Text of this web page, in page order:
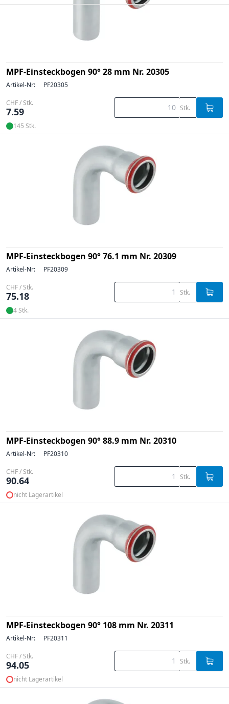
MPF-Einsteckbogen 90° 28 mm Nr. 20305
Artikel-Nr: PF20305
CHF / Stk.
7.59 Stk.
145 Stk.
MPF-Einsteckbogen 90° 76.1 mm Nr. 20309
Artikel-Nr: PF20309
CHF / Stk.
75.18 Stk.
4 Stk.
MPF-Einsteckbogen 90° 88.9 mm Nr. 20310
Artikel-Nr: PF20310
CHF / Stk.
90.64 Stk.
nicht Lagerartikel
MPF-Einsteckbogen 90° 108 mm Nr. 20311
Artikel-Nr: PF20311
CHF / Stk.
94.05 Stk.
nicht Lagerartikel